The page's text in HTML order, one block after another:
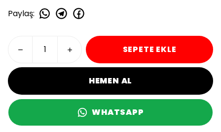
Paylaş:
SEPETE EKLE
HEMEN AL
WHATSAPP